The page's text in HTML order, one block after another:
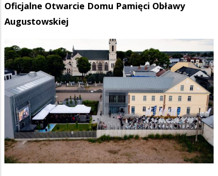
Oficjalne Otwarcie Domu Pamięci Obławy
Augustowskiej